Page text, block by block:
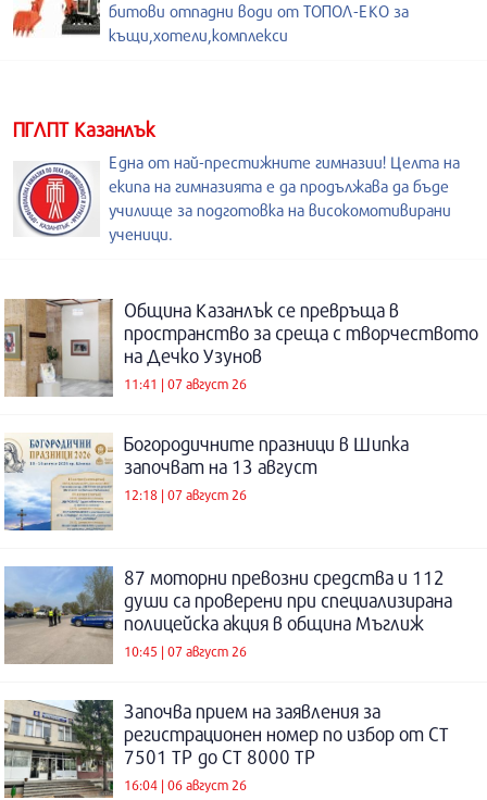
битови отпадни води от ТОПОЛ-ЕКО за
къщи,хотели,комплекси
ПГЛПТ Казанлък
Една от най-престижните гимназии! Целта на
екипа на гимназията е да продължава да бъде
училище за подготовка на високомотивирани
ученици.
Община Казанлък се превръща в
пространство за среща с творчеството
на Дечко Узунов
11:41 | 07 август 26
Богородичните празници в Шипка
започват на 13 август
12:18 | 07 август 26
87 моторни превозни средства и 112
души са проверени при специализирана
полицейска акция в община Мъглиж
10:45 | 07 август 26
Започва прием на заявления за
регистрационен номер по избор от СТ
7501 ТР до СТ 8000 ТР
16:04 | 06 август 26